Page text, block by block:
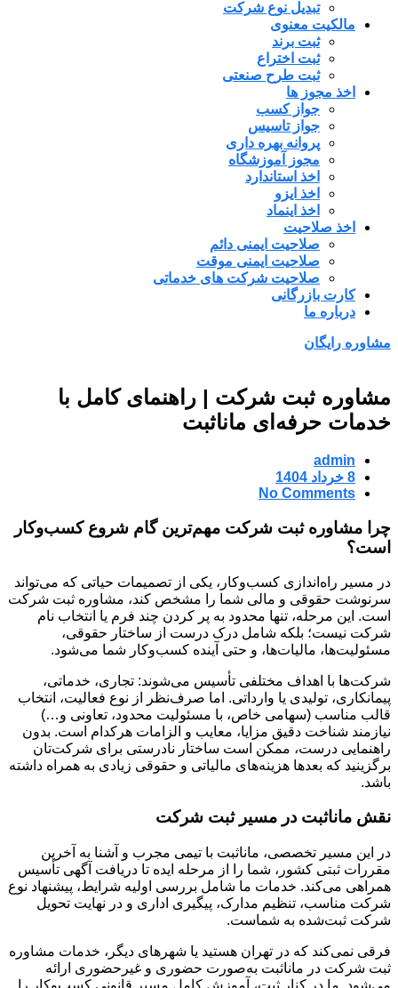
تبدیل نوع شرکت
مالکیت معنوی
ثبت برند
ثبت اختراع
ثبت طرح صنعتی
اخذ مجوز ها
جواز کسب
جواز تاسیس
پروانه بهره داری
مجوز آموزشگاه
اخذ استاندارد
اخذ ایزو
اخذ اینماد
اخذ صلاحیت
صلاحیت ایمنی دائم
صلاحیت ایمنی موقت
صلاحیت شرکت های خدماتی
کارت بازرگانی
درباره ما
مشاوره رایگان
مشاوره ثبت شرکت | راهنمای کامل با
خدمات حرفه‌ای ماناثبت
admin
8 خرداد 1404
No Comments
چرا مشاوره ثبت شرکت مهم‌ترین گام شروع کسب‌وکار
است؟
در مسیر راه‌اندازی کسب‌وکار، یکی از تصمیمات حیاتی که می‌تواند
سرنوشت حقوقی و مالی شما را مشخص کند، مشاوره ثبت شرکت
است. این مرحله، تنها محدود به پر کردن چند فرم یا انتخاب نام
شرکت نیست؛ بلکه شامل درک درست از ساختار حقوقی،
مسئولیت‌ها، مالیات‌ها، و حتی آینده کسب‌وکار شما می‌شود.
شرکت‌ها با اهداف مختلفی تأسیس می‌شوند: تجاری، خدماتی،
پیمانکاری، تولیدی یا وارداتی. اما صرف‌نظر از نوع فعالیت، انتخاب
قالب مناسب (سهامی خاص، با مسئولیت محدود، تعاونی و…)
نیازمند شناخت دقیق مزایا، معایب و الزامات هرکدام است. بدون
راهنمایی درست، ممکن است ساختار نادرستی برای شرکت‌تان
برگزینید که بعدها هزینه‌های مالیاتی و حقوقی زیادی به همراه داشته
باشد.
نقش ماناثبت در مسیر ثبت شرکت
در این مسیر تخصصی، ماناثبت با تیمی مجرب و آشنا به آخرین
مقررات ثبتی کشور، شما را از مرحله ایده تا دریافت آگهی تأسیس
همراهی می‌کند. خدمات ما شامل بررسی اولیه شرایط، پیشنهاد نوع
شرکت مناسب، تنظیم مدارک، پیگیری اداری و در نهایت تحویل
شرکت ثبت‌شده به شماست.
فرقی نمی‌کند که در تهران هستید یا شهرهای دیگر، خدمات مشاوره
ثبت شرکت در ماناثبت به‌صورت حضوری و غیرحضوری ارائه
می‌شود. ما در کنار ثبت، آموزش کامل مسیر قانونی کسب‌وکار را